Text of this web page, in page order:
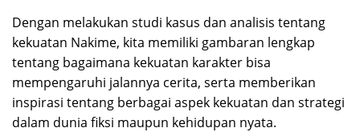
Dengan melakukan studi kasus dan analisis tentang
kekuatan Nakime, kita memiliki gambaran lengkap
tentang bagaimana kekuatan karakter bisa
mempengaruhi jalannya cerita, serta memberikan
inspirasi tentang berbagai aspek kekuatan dan strategi
dalam dunia fiksi maupun kehidupan nyata.